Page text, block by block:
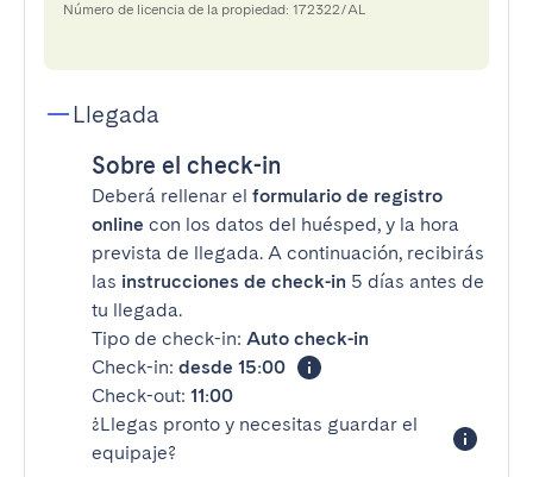
Número de licencia de la propiedad: 172322/AL
Llegada
Sobre el check-in
Deberá rellenar el formulario de registro
online con los datos del huésped, y la hora
prevista de llegada. A continuación, recibirás
las instrucciones de check-in 5 días antes de
tu llegada.
Tipo de check-in: Auto check-in
Check-in: desde 15:00
Check-out: 11:00
¿Llegas pronto y necesitas guardar el
equipaje?